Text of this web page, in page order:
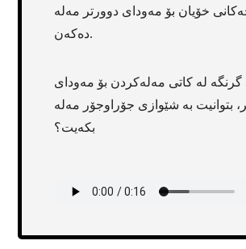
خۆیان بۆ مەودای دوورتر مەلە
دەکەن.
لە کاتی مەلەکردن بۆ مەودای
بتوانیت بە شێوازی جۆراوجۆر مەلە
بکەیت؟